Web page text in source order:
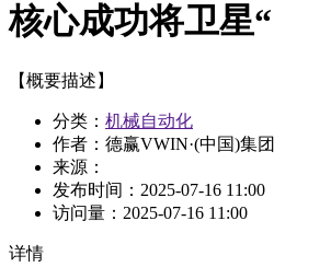
核心成功将卫星“
【概要描述】
分类： 机械自动化
作者：德赢VWIN·(中国)集团
来源：
发布时间： 2025-07-16 11:00
访问量： 2025-07-16 11:00
详情